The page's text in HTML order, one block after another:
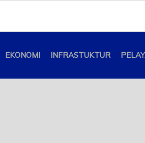
EKONOMI INFRASTUKTUR